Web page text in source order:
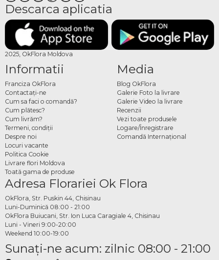
Descarca aplicatia
2025, OkFlora Moldova
Informatii
Franciza OkFlora
Contactaţi-ne
Cum sa faci o comandă?
Cum plătesc?
Cum livrăm?
Termeni, condiţii
Despre noi
Locuri vacante
Politica Cookie
Livrare flori Moldova
Toată gama de produse
Media
Blog OkFlora
Galerie Foto la livrare
Galerie Video la livrare
Recenzii
Vezi toate produsele
Logare/Înregistrare
Comandă Internațional
Adresa Florariei Ok Flora
OkFlora, Str. Puskin 44, Chisinau
Luni-Duminică 08:00 - 21:00
OkFlora Buiucani, Str. Ion Luca Caragiale 4, Chisinau
Luni - Vineri 9:00-20:00
Weekend 10:00-19:00
Sunaţi-ne acum: zilnic 08:00 - 21:00